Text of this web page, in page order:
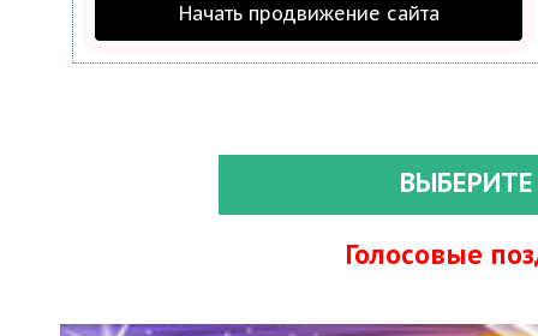
Начать продвижение сайта
Голосовые